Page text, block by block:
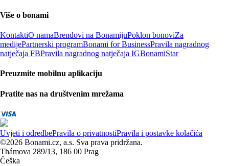
Više o bonami
KontaktiO namaBrendovi na BonamijuPoklon bonoviZa
medijePartnerski programBonami for BusinessPravila nagradnog
natječaja FBPravila nagradnog natječaja IGBonamiStar
Preuzmite mobilnu aplikaciju
Pratite nas na društvenim mrežama
Uvjeti i odredbePravila o privatnostiPravila i postavke kolačića
©2026 Bonami.cz, a.s. Sva prava pridržana.
Thámova 289/13, 186 00 Prag
Češka